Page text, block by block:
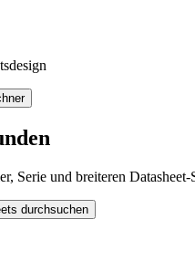
Serie und breiteren Datasheet-
durchsuchen